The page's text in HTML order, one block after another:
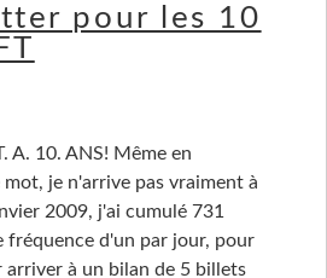
pour les 10
A. 10. ANS! Même en
je n'arrive pas vraiment à
2009, j'ai cumulé 731
fréquence d'un par jour, pour
arriver à un bilan de 5 billets